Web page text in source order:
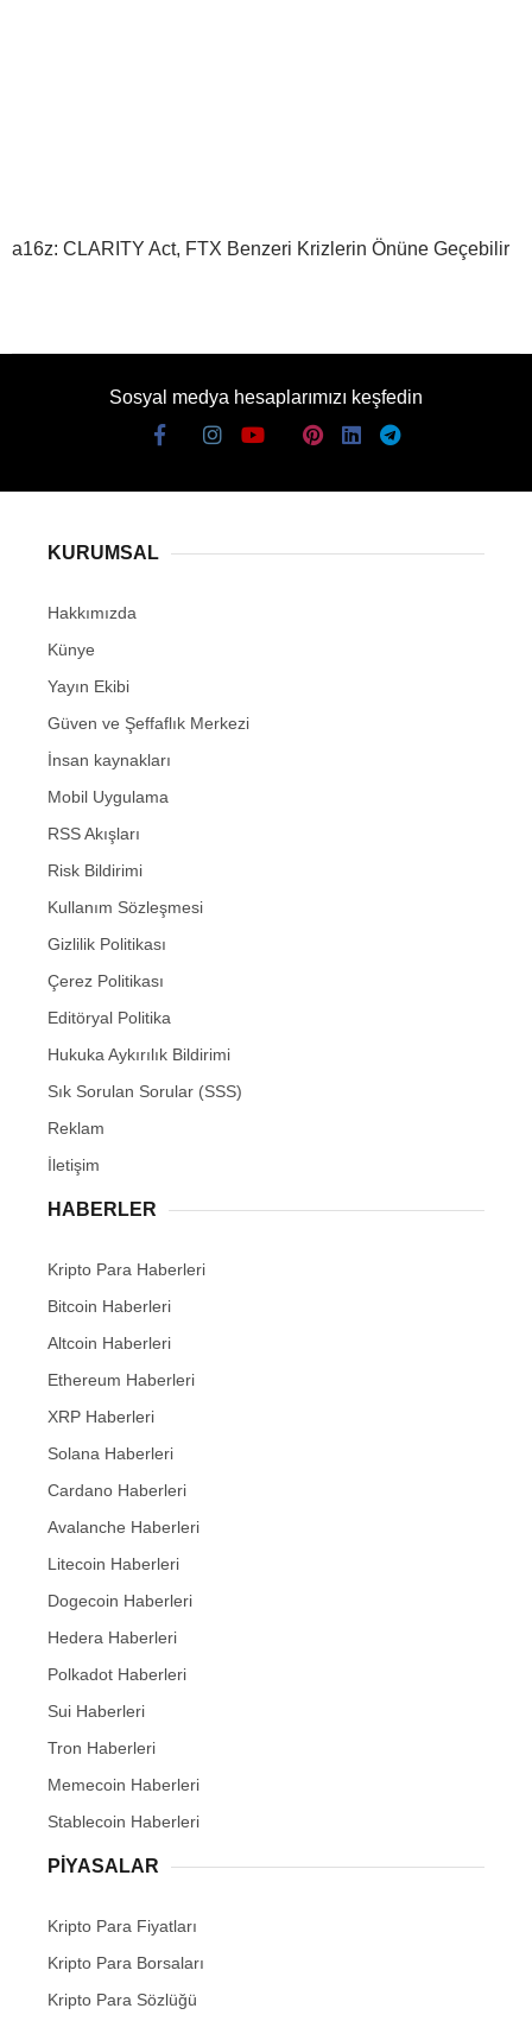
a16z: CLARITY Act, FTX Benzeri Krizlerin Önüne Geçebilir
Sosyal medya hesaplarımızı keşfedin
KURUMSAL
Hakkımızda
Künye
Yayın Ekibi
Güven ve Şeffaflık Merkezi
İnsan kaynakları
Mobil Uygulama
RSS Akışları
Risk Bildirimi
Kullanım Sözleşmesi
Gizlilik Politikası
Çerez Politikası
Editöryal Politika
Hukuka Aykırılık Bildirimi
Sık Sorulan Sorular (SSS)
Reklam
İletişim
HABERLER
Kripto Para Haberleri
Bitcoin Haberleri
Altcoin Haberleri
Ethereum Haberleri
XRP Haberleri
Solana Haberleri
Cardano Haberleri
Avalanche Haberleri
Litecoin Haberleri
Dogecoin Haberleri
Hedera Haberleri
Polkadot Haberleri
Sui Haberleri
Tron Haberleri
Memecoin Haberleri
Stablecoin Haberleri
PIYASALAR
Kripto Para Fiyatları
Kripto Para Borsaları
Kripto Para Sözlüğü